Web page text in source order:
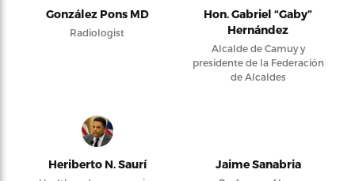
González Pons MD
Radiologist
Hon. Gabriel “Gaby”
Hernández
Alcalde de Camuy y
presidente de la Federación
de Alcaldes
Heriberto N. Saurí Jaime Sanabria